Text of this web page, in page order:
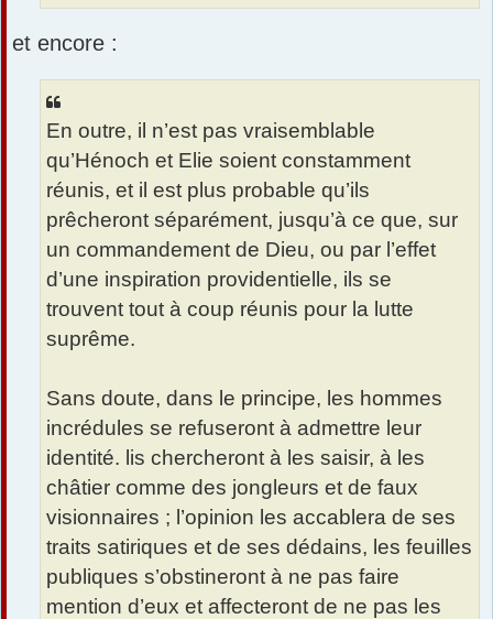
et encore :
En outre, il n’est pas vraisemblable
qu’Hénoch et Elie soient constamment
réunis, et il est plus probable qu’ils
prêcheront séparément, jusqu’à ce que, sur
un commandement de Dieu, ou par l’effet
d’une inspiration providentielle, ils se
trouvent tout à coup réunis pour la lutte
suprême.
Sans doute, dans le principe, les hommes
incrédules se refuseront à admettre leur
identité. lis chercheront à les saisir, à les
châtier comme des jongleurs et de faux
visionnaires ; l’opinion les accablera de ses
traits satiriques et de ses dédains, les feuilles
publiques s’obstineront à ne pas faire
mention d’eux et affecteront de ne pas les